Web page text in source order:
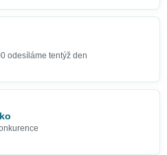
odesíláme tentýž den